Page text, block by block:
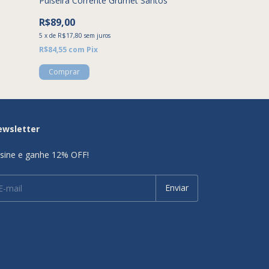
R$89,00
5 x de R$17,80 sem juros
R$84,55 com Pix
Comprar
e ganhe 12% OFF!